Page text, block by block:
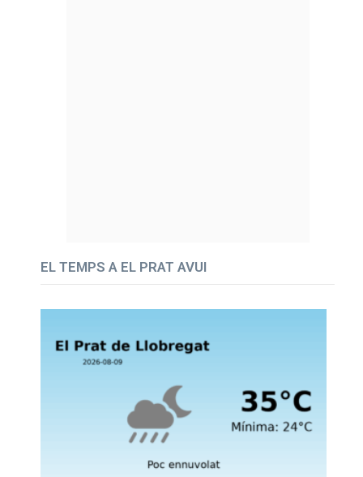
EL TEMPS A EL PRAT AVUI